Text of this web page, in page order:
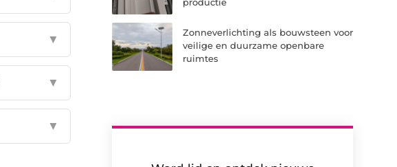
▼
▼
▼
Zonneverlichting als bouwsteen voor
veilige en duurzame openbare
ruimtes